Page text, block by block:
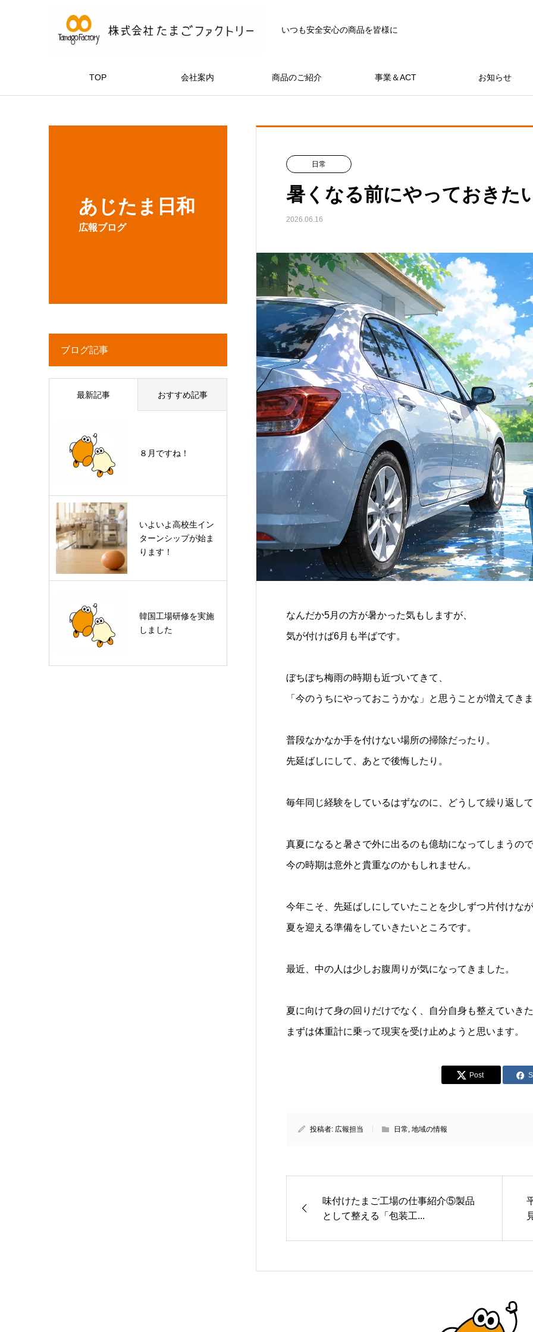
いつも安全安心の商品を皆様に
TOP 会社案内 商品のご紹介 事業＆ACT お知らせ
あじたま日和
広報ブログ
日常
暑くなる前にやっておきた
2026.06.16
なんだか5月の方が暑かった気もしますが、
気が付けば6月も半ばです。
ぼちぼち梅雨の時期も近づいてきて、
「今のうちにやっておこうかな」と思うことが増えてき
普段なかなか手を付けない場所の掃除だったり。
先延ばしにして、あとで後悔したり。
毎年同じ経験をしているはずなのに、どうして繰り返し
真夏になると暑さで外に出るのも億劫になってしまうの
今の時期は意外と貴重なのかもしれません。
今年こそ、先延ばしにしていたことを少しずつ片付けな
夏を迎える準備をしていきたいところです。
最近、中の人は少しお腹周りが気になってきました。
夏に向けて身の回りだけでなく、自分自身も整えていき
まずは体重計に乗って現実を受け止めようと思います。
Post
投稿者: 広報担当 日常, 地域の情報
味付けたまご工場の仕事紹介⑤製品
として整える「包装工...
ブログ記事
最新記事 おすすめ記事
８月ですね！
いよいよ高校生イン
ターンシップが始ま
ります！
韓国工場研修を実施
しました